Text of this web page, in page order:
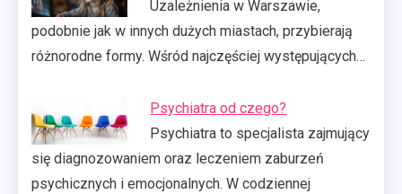
Uzależnienia w Warszawie,
podobnie jak w innych dużych miastach, przybierają
różnorodne formy. Wśród najczęściej występujących…
Psychiatra od czego?
Psychiatra to specjalista zajmujący
się diagnozowaniem oraz leczeniem zaburzeń
psychicznych i emocjonalnych. W codziennej